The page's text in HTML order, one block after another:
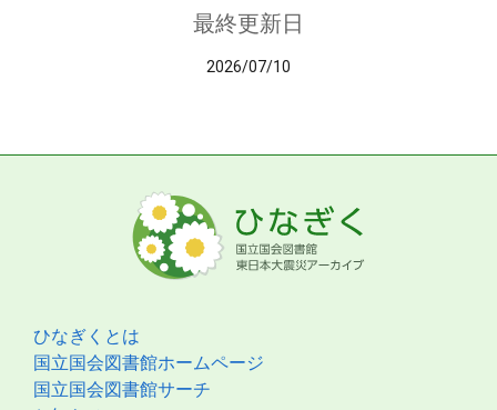
最終更新日
2026/07/10
ひなぎくとは
国立国会図書館ホームページ
国立国会図書館サーチ